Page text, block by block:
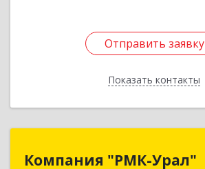
Отправить заявку
Показать контакты
Отправить заявку
Назад
Компания "РМК-Урал"